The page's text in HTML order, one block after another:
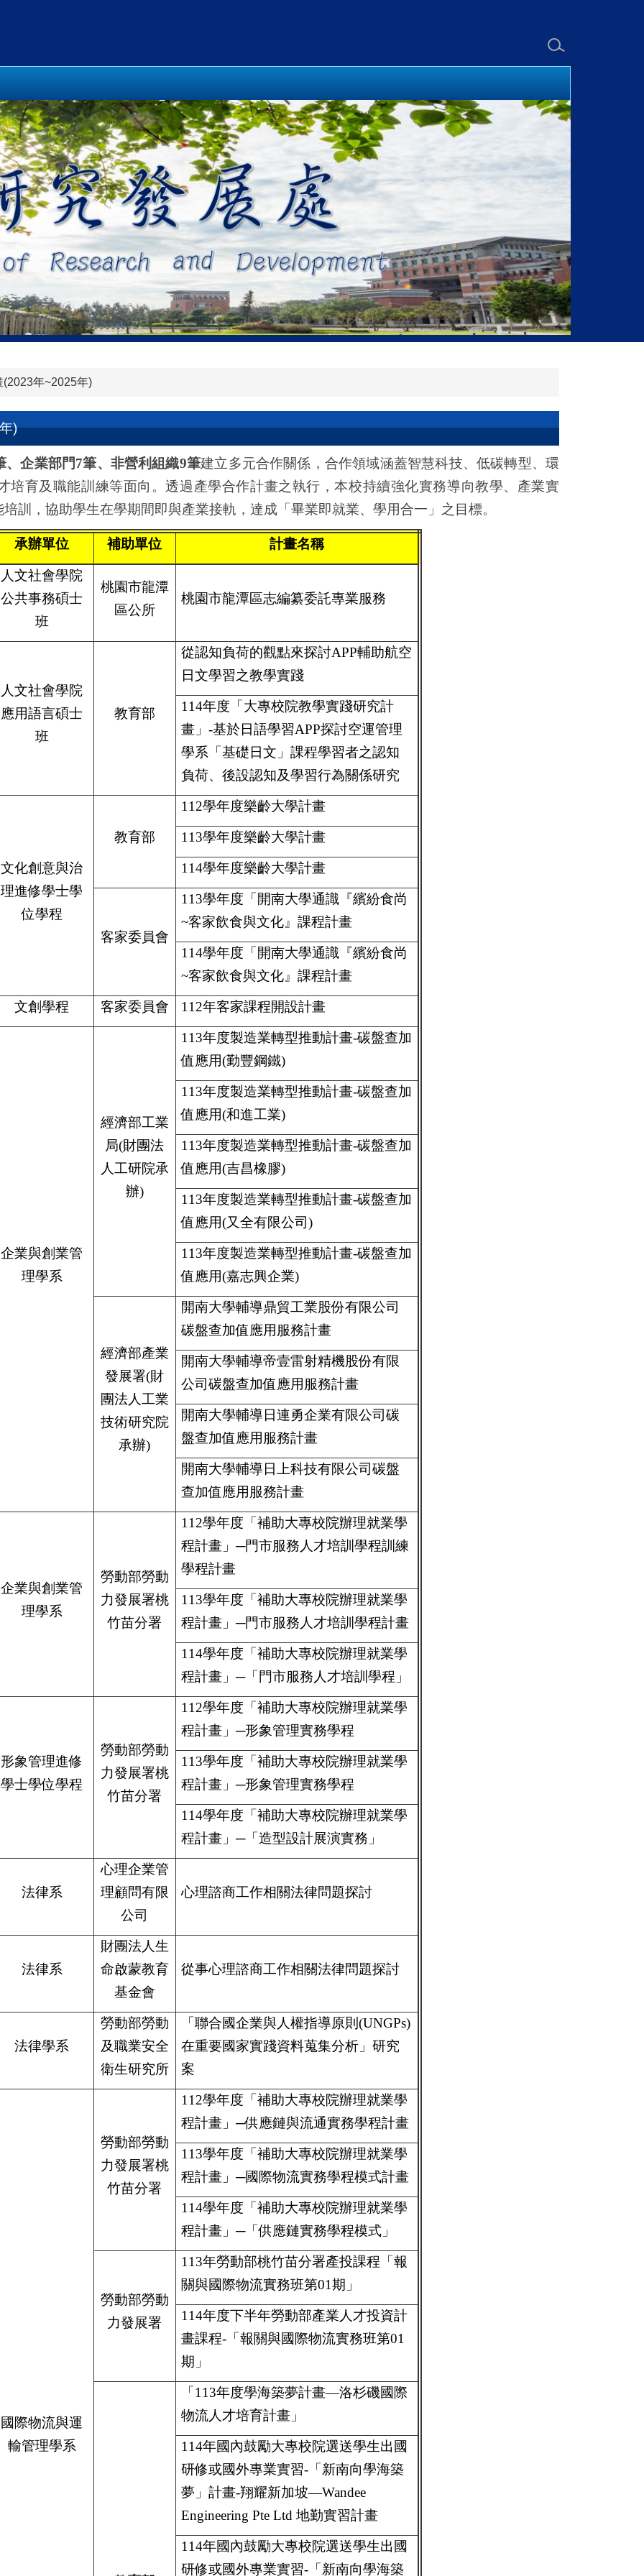
年~2025年)
)
、企業部門7筆、非營利組織9筆建立多元合作關係，合作領域涵蓋智慧科技、低碳轉型、環
培育及職能訓練等面向。透過產學合作計畫之執行，本校持續強化實務導向教學、產業實
訓，協助學生在學期間即與產業接軌，達成「畢業即就業、學用合一」之目標。
承辦單位 補助單位 計畫名稱
人文社會學院
公共事務碩士
班
桃園市龍潭
區公所
桃園市龍潭區志編纂委託專業服務
人文社會學院
應用語言碩士
班
教育部
從認知負荷的觀點來探討APP輔助航空
日文學習之教學實踐
114年度「大專校院教學實踐研究計
畫」-基於日語學習APP探討空運管理
學系「基礎日文」課程學習者之認知
負荷、後設認知及學習行為關係研究
文化創意與治
理進修學士學
位學程
教育部
112學年度樂齡大學計畫
113學年度樂齡大學計畫
114學年度樂齡大學計畫
客家委員會
113學年度「開南大學通識『繽紛食尚
~客家飲食與文化』課程計畫
114學年度「開南大學通識『繽紛食尚
~客家飲食與文化』課程計畫
文創學程 客家委員會 112年客家課程開設計畫
企業與創業管
理學系
經濟部工業
局(財團法
人工研院承
辦)
113年度製造業轉型推動計畫-碳盤查加
值應用(勤豐鋼鐵)
113年度製造業轉型推動計畫-碳盤查加
值應用(和進工業)
113年度製造業轉型推動計畫-碳盤查加
值應用(吉昌橡膠)
113年度製造業轉型推動計畫-碳盤查加
值應用(又全有限公司)
113年度製造業轉型推動計畫-碳盤查加
值應用(嘉志興企業)
經濟部產業
發展署(財
團法人工業
技術研究院
承辦)
開南大學輔導鼎貿工業股份有限公司
碳盤查加值應用服務計畫
開南大學輔導帝壹雷射精機股份有限
公司碳盤查加值應用服務計畫
開南大學輔導日連勇企業有限公司碳
盤查加值應用服務計畫
開南大學輔導日上科技有限公司碳盤
查加值應用服務計畫
企業與創業管
理學系
勞動部勞動
力發展署桃
竹苗分署
112學年度「補助大專校院辦理就業學
程計畫」─門市服務人才培訓學程訓練
學程計畫
113學年度「補助大專校院辦理就業學
程計畫」─門市服務人才培訓學程計畫
114學年度「補助大專校院辦理就業學
程計畫」─「門市服務人才培訓學程」
形象管理進修
學士學位學程
勞動部勞動
力發展署桃
竹苗分署
112學年度「補助大專校院辦理就業學
程計畫」─形象管理實務學程
113學年度「補助大專校院辦理就業學
程計畫」─形象管理實務學程
114學年度「補助大專校院辦理就業學
程計畫」─「造型設計展演實務」
法律系
心理企業管
理顧問有限
公司
心理諮商工作相關法律問題探討
法律系
財團法人生
命啟蒙教育
基金會
從事心理諮商工作相關法律問題探討
法律學系
勞動部勞動
及職業安全
衛生研究所
「聯合國企業與人權指導原則(UNGPs)
在重要國家實踐資料蒐集分析」研究
案
國際物流與運
輸管理學系
勞動部勞動
力發展署桃
竹苗分署
112學年度「補助大專校院辦理就業學
程計畫」─供應鏈與流通實務學程計畫
113學年度「補助大專校院辦理就業學
程計畫」─國際物流實務學程模式計畫
114學年度「補助大專校院辦理就業學
程計畫」─「供應鏈實務學程模式」
勞動部勞動
力發展署
113年勞動部桃竹苗分署產投課程「報
關與國際物流實務班第01期」
114年度下半年勞動部產業人才投資計
畫課程-「報關與國際物流實務班第01
期」
「113年度學海築夢計畫—洛杉磯國際
物流人才培育計畫」
114年國內鼓勵大專校院選送學生出國
研修或國外專業實習-「新南向學海築
夢」計畫-翔耀新加坡—Wandee
Engineering Pte Ltd 地勤實習計畫
114年國內鼓勵大專校院選送學生出國
研修或國外專業實習-「新南向學海築